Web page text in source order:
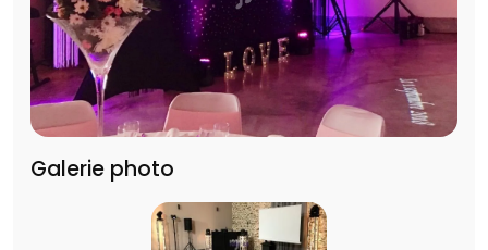
Galerie photo